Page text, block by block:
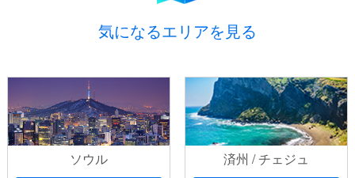
気になるエリアを見る
ソウル 済州 / チェジュ